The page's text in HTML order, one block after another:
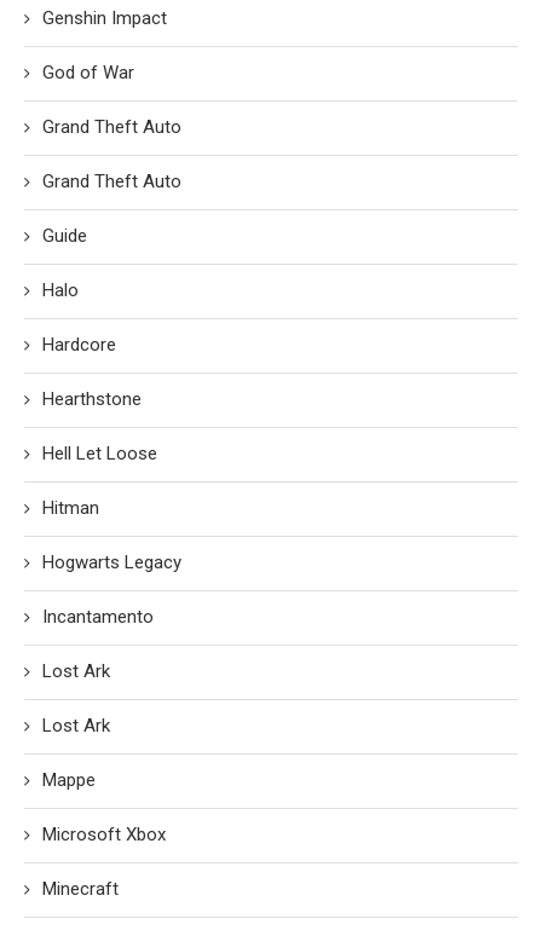
Genshin Impact
God of War
Grand Theft Auto
Grand Theft Auto
Guide
Halo
Hardcore
Hearthstone
Hell Let Loose
Hitman
Hogwarts Legacy
Incantamento
Lost Ark
Lost Ark
Mappe
Microsoft Xbox
Minecraft